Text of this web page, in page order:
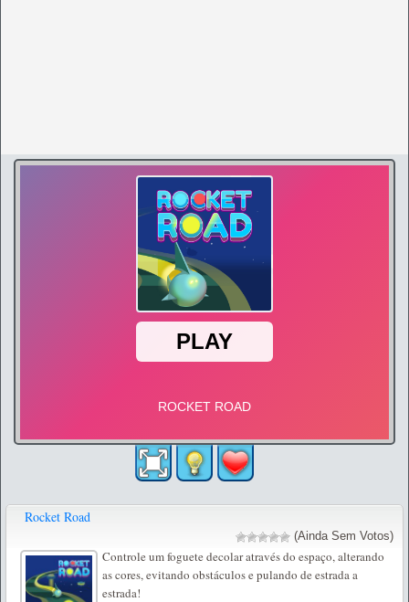
Rocket Road
(Ainda Sem Votos)
Controle um foguete decolar através do espaço, alterando
as cores, evitando obstáculos e pulando de estrada a
estrada!